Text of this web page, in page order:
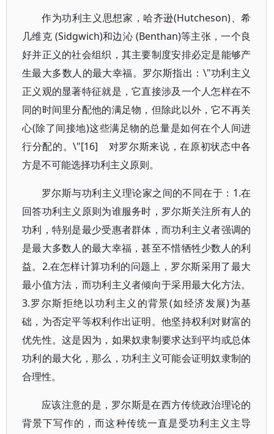
作为功利主义思想家，哈齐逊(Hutcheson)、希
几维克 (Sidgwich)和边沁 (Benthan)等主张，一个良
好并正义的社会组织，其主要制度安排必定是能够产
生最大多数人的最大幸福。罗尔斯指出：\"功利主义
正义观的显著特征就是，它直接涉及一个人怎样在不
同的时间里分配他的满足物，但除此以外，它不再关
心(除了间接地)这些满足物的总量是如何在个人间进
行分配的。\"[16] 对罗尔斯来说，在原初状态中各
方是不可能选择功利主义原则。
罗尔斯与功利主义理论家之间的不同在于：1.在
回答功利主义原则为谁服务时，罗尔斯关注所有人的
功利，特别是最少受惠者群体，而功利主义者强调的
是最大多数人的最大幸福，甚至不惜牺牲少数人的利
益。2.在怎样计算功利的问题上，罗尔斯采用了最大
最小值方法，而功利主义者倾向于采用最大化方法。
3.罗尔斯拒绝以功利主义的背景(如经济发展)为基
础，为否定平等权利作出证明。他坚持权利对财富的
优先性。这是因为，如果奴隶制要求达到平均或总体
功利的最大化，那么，功利主义可能会证明奴隶制的
合理性。
应该注意的是，罗尔斯是在西方传统政治理论的
背景下写作的，而这种传统一直是受功利主义主导